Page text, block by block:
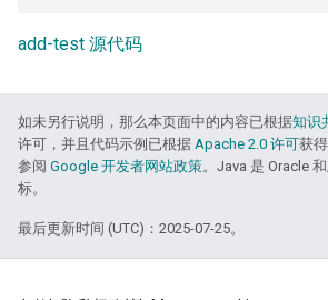
add-test 源代码
如未另行说明，那么本页面中的内容已根据知识
许可，并且代码示例已根据 Apache 2.0 许可获
参阅 Google 开发者网站政策。Java 是 Oracle
标。
最后更新时间 (UTC)：2025-07-25。